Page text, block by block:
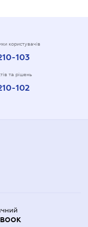
користувачів
103
та рішень
102